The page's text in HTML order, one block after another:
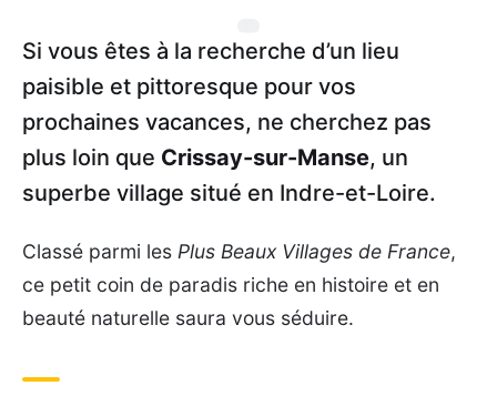
Si vous êtes à la recherche d’un lieu
paisible et pittoresque pour vos
prochaines vacances, ne cherchez pas
plus loin que Crissay-sur-Manse, un
superbe village situé en Indre-et-Loire.
Classé parmi les Plus Beaux Villages de France,
ce petit coin de paradis riche en histoire et en
beauté naturelle saura vous séduire.